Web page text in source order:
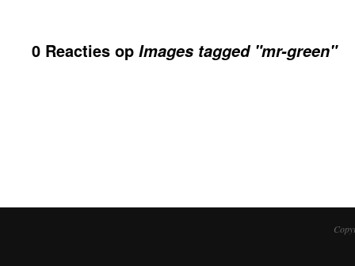
0 Reacties op Images tagged "mr-green"